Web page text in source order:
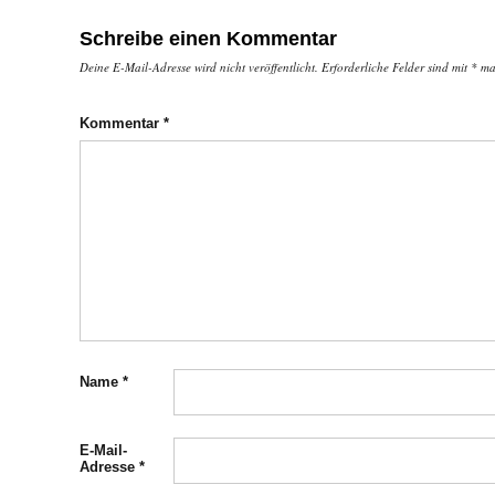
Schreibe einen Kommentar
Deine E-Mail-Adresse wird nicht veröffentlicht. Erforderliche Felder sind mit *
Kommentar *
Name *
E-Mail-
Adresse *